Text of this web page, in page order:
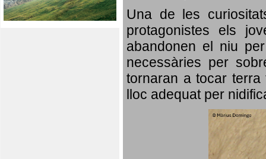
Una de les
protagonistes els
abandonen el niu
necessàries per
tornaran a tocar
lloc adequat per